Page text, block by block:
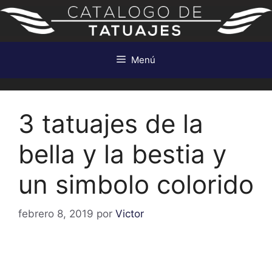
Saltar
contenido
Menú
3 tatuajes de la
bella y la bestia y
un simbolo colorido
febrero 8, 2019 por Victor